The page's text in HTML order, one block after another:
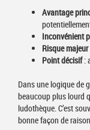
Avantage
Inconvénient
Risque majeur
Point décisif:
Dans une logique de
beaucoup plus lourd
ludothèque. C’est
bonne façon de